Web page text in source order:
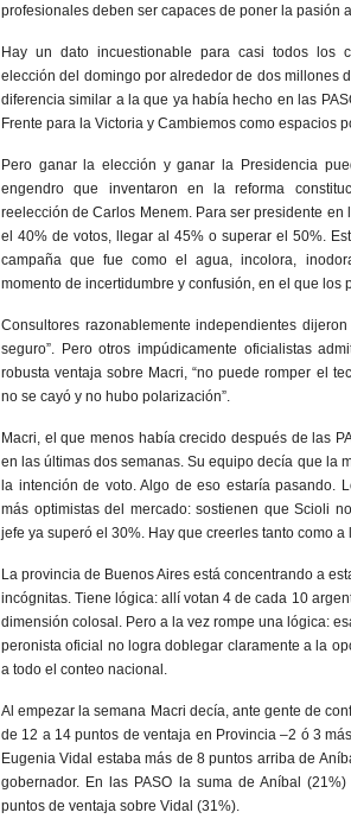
profesionales deben ser capaces de poner la pasión
Hay un dato incuestionable para casi todos los
elección del domingo por alrededor de dos millones
diferencia similar a la que ya había hecho en las
Frente para la Victoria y Cambiemos como espacios
Pero ganar la elección y ganar la Presidencia
engendro que inventaron en la reforma
reelección de Carlos Menem. Para ser presidente en
el 40% de votos, llegar al 45% o superar el 50%.
campaña que fue como el agua, incolora,
momento de incertidumbre y confusión, en el que los
Consultores razonablemente independientes
seguro”. Pero otros impúdicamente oficialistas
robusta ventaja sobre Macri, “no puede romper el
no se cayó y no hubo polarización”.
Macri, el que menos había crecido después de las
en las últimas dos semanas. Su equipo decía que la
la intención de voto. Algo de eso estaría pasando.
más optimistas del mercado: sostienen que Scioli
jefe ya superó el 30%. Hay que creerles tanto como
La provincia de Buenos Aires está concentrando a
incógnitas. Tiene lógica: allí votan 4 de cada 10
dimensión colosal. Pero a la vez rompe una lógica:
peronista oficial no logra doblegar claramente a la
a todo el conteo nacional.
Al empezar la semana Macri decía, ante gente de
de 12 a 14 puntos de ventaja en Provincia –2 ó 3
Eugenia Vidal estaba más de 8 puntos arriba de
gobernador. En las PASO la suma de Aníbal
puntos de ventaja sobre Vidal (31%).